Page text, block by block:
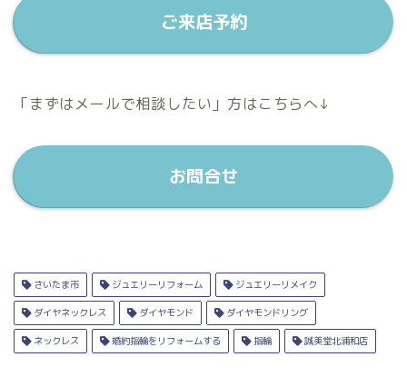
ご来店予約
「まずはメールで相談したい」方はこちらへ↓
お問合せ
さいたま市 ジュエリーリフォーム ジュエリーリメイク
ダイヤネックレス ダイヤモンド ダイヤモンドリング
ネックレス 婚約指輪をリフォームする 指輪 誠美堂北浦和店